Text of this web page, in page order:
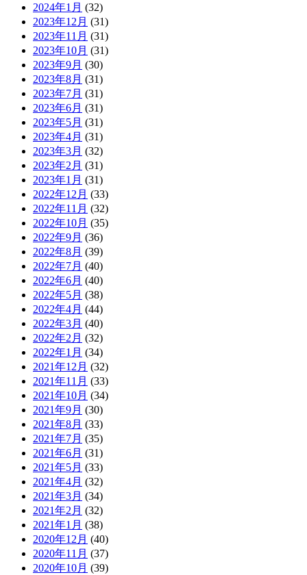
2024年1月 (32)
2023年12月 (31)
2023年11月 (31)
2023年10月 (31)
2023年9月 (30)
2023年8月 (31)
2023年7月 (31)
2023年6月 (31)
2023年5月 (31)
2023年4月 (31)
2023年3月 (32)
2023年2月 (31)
2023年1月 (31)
2022年12月 (33)
2022年11月 (32)
2022年10月 (35)
2022年9月 (36)
2022年8月 (39)
2022年7月 (40)
2022年6月 (40)
2022年5月 (38)
2022年4月 (44)
2022年3月 (40)
2022年2月 (32)
2022年1月 (34)
2021年12月 (32)
2021年11月 (33)
2021年10月 (34)
2021年9月 (30)
2021年8月 (33)
2021年7月 (35)
2021年6月 (31)
2021年5月 (33)
2021年4月 (32)
2021年3月 (34)
2021年2月 (32)
2021年1月 (38)
2020年12月 (40)
2020年11月 (37)
2020年10月 (39)